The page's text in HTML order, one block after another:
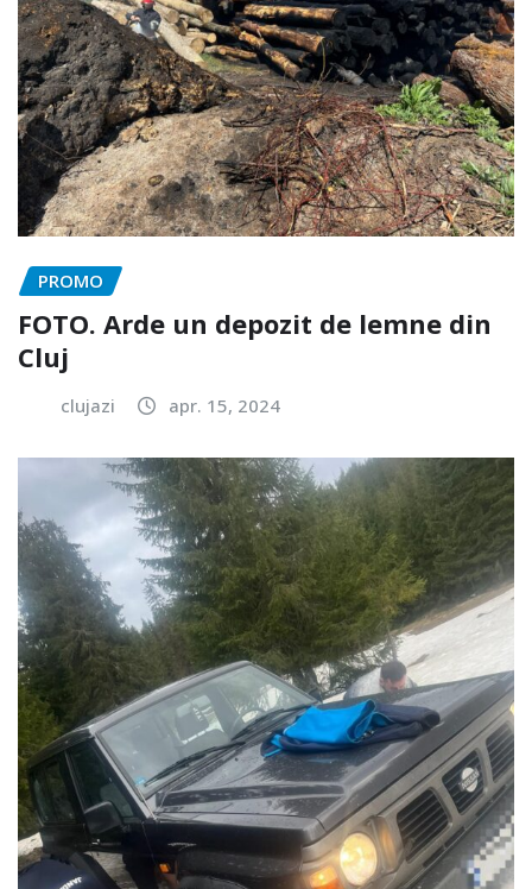
PROMO
FOTO. Arde un depozit de lemne din
Cluj
clujazi apr. 15, 2024